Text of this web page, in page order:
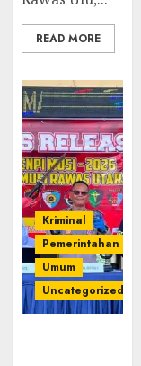
READ MORE
Kriminal
Pemerintahan
Umum
Uncategorized